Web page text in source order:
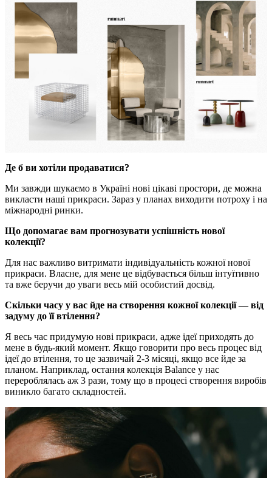
Де б ви хотіли продаватися?
Ми завжди шукаємо в Україні нові цікаві простори, де можна
викласти наші прикраси. Зараз у планах виходити потроху і на
міжнародні ринки.
Що допомагає вам прогнозувати успішність нової
колекції?
Для нас важливо витримати індивідуальність кожної нової
прикраси. Власне, для мене це відбувається більш інтуїтивно
та вже беручи до уваги весь мій особистий досвід.
Скільки часу у вас йде на створення кожної колекції — від
задуму до її втілення?
Я весь час придумую нові прикраси, адже ідеї приходять до
мене в будь-який момент. Якщо говорити про весь процес від
ідеї до втілення, то це зазвичай 2-3 місяці, якщо все йде за
планом. Наприклад, остання колекція Balance у нас
перероблялась аж 3 рази, тому що в процесі створення виробів
виникло багато складностей.